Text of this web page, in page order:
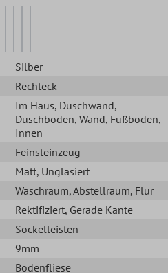
Silber
Rechteck
Im Haus, Duschwand,
Duschboden, Wand, Fußboden,
Innen
Feinsteinzeug
Matt, Unglasiert
Waschraum, Abstellraum, Flur
Rektifiziert, Gerade Kante
Sockelleisten
9mm
Bodenfliese